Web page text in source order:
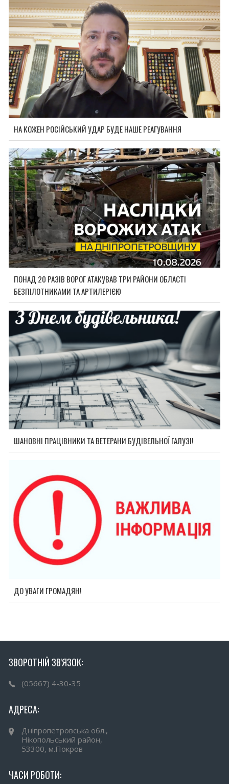
НА КОЖЕН РОСІЙСЬКИЙ УДАР БУДЕ НАШЕ РЕАГУВАННЯ
ПОНАД 20 РАЗІВ ВОРОГ АТАКУВАВ ТРИ РАЙОНИ ОБЛАСТІ
БЕЗПІЛОТНИКАМИ ТА АРТИЛЕРІЄЮ
ШАНОВНІ ПРАЦІВНИКИ ТА ВЕТЕРАНИ БУДІВЕЛЬНОЇ ГАЛУЗІ!
ДО УВАГИ ГРОМАДЯН!
ЗВОРОТНІЙ ЗВ'ЯЗОК:
(05667) 4-30-35
АДРЕСА:
Дніпропетровська обл.,
Нікопольський район,
53300, м.Покров
ЧАСИ РОБОТИ: